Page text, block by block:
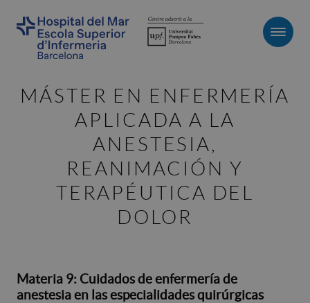
MÁSTER EN ENFERMERÍA
APLICADA A LA
ANESTESIA,
REANIMACIÓN Y
TERAPÉUTICA DEL
DOLOR
Materia 9: Cuidados de enfermería de
anestesia en las especialidades quirúrgicas